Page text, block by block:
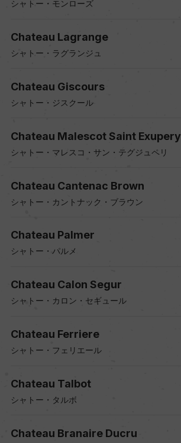
シャトー・モンローズ
Chateau Lagrange
シャトー・ラグランジュ
Chateau Giscours
シャトー・ジスクール
Chateau Malescot Saint Exupery
シャトー・マレスコ・サン・テグジュペリ
Chateau Cantenac Brown
シャトー・カントナック・ブラウン
Chateau Palmer
シャトー・パルメ
Chateau Calon Segur
シャトー・カロン・セギュール
Chateau Ferriere
シャトー・フェリエール
Chateau Talbot
シャトー・タルボ
Chateau Branaire Ducru